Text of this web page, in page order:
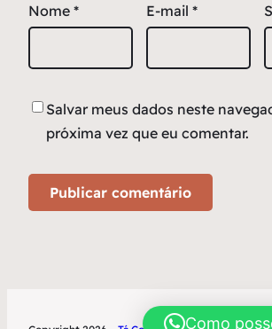
Nome * E-mail *
Salvar meus dados neste
próxima vez que eu comentar.
Como